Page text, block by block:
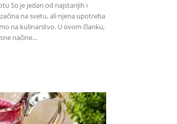
So je jedan od najstarijih i
na svetu, ali njena upotreba
na kulinarstvo. U ovom članku,
načine...